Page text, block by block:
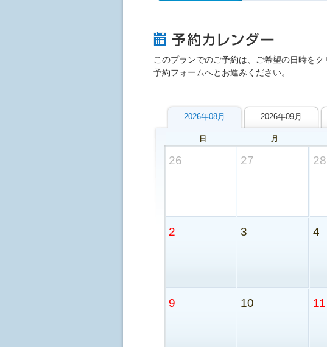
このプランでのご予約は、ご希望の日時をク
予約フォームへとお進みください。
2026年08月 2026年09月
日 月
26 27 28
2 3 4
9 10 11